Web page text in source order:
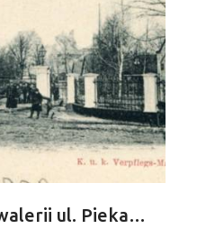
Koszary Kawalerii ul. Piekarska